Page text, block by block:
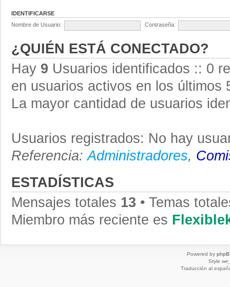
IDENTIFICARSE
Nombre de Usuario:
Contraseña:
¿QUIÉN ESTÁ CONECTADO?
Hay 9 Usuarios identificados :: 0
en usuarios activos en los últimos
La mayor cantidad de usuarios
Usuarios registrados: No hay
Referencia:Administradores,
ESTADÍSTICAS
Mensajes totales 13 • Temas
Miembro más reciente es
Powered by
Style
Traducción al